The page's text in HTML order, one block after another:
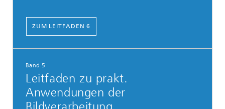
ZUM LEITFADEN 6
Band 5
Leitfaden zu prakt.
Anwendungen der